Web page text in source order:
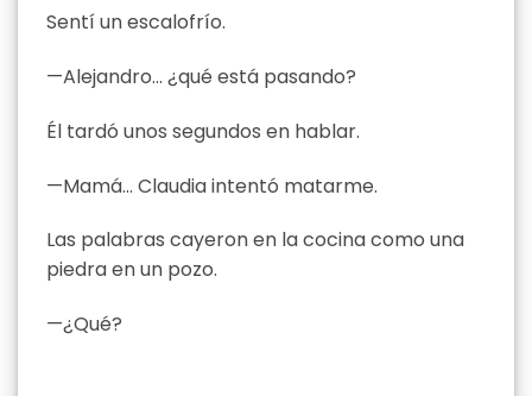
Sentí un escalofrío.
—Alejandro… ¿qué está pasando?
Él tardó unos segundos en hablar.
—Mamá… Claudia intentó matarme.
Las palabras cayeron en la cocina como una
piedra en un pozo.
—¿Qué?